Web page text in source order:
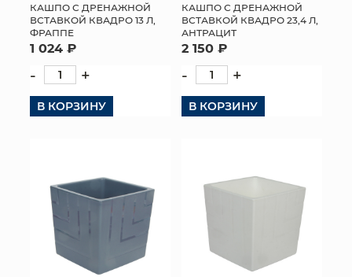
КАШПО С ДРЕНАЖНОЙ
ВСТАВКОЙ КВАДРО 13 Л,
ФРАППЕ
1 024 ₽
- +
В КОРЗИНУ
КАШПО С ДРЕНАЖНОЙ
ВСТАВКОЙ КВАДРО 23,4 Л,
АНТРАЦИТ
2 150 ₽
- +
В КОРЗИНУ